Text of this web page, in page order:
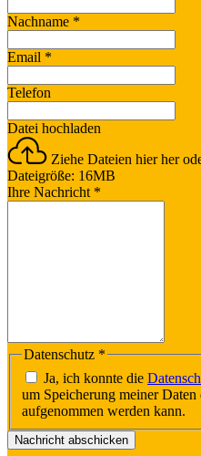
Nachname *
Email *
Telefon
Datei hochladen
Ziehe Dateien hier her
Dateigröße: 16MB
Ihre Nachricht *
Datenschutz *
Ja, ich konnte die
um Speicherung meiner
aufgenommen werden kann.
Nachricht abschicken